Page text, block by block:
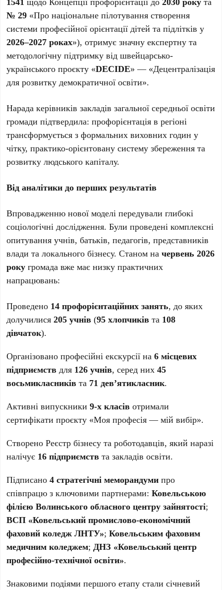
№ 29 «Про національне пілотування створення
системи професійної орієнтації дітей та підлітків у
2026–2027 роках»), отримує значну експертну та
методологічну підтримку від швейцарсько-
українського проєкту «DECIDE» — «Децентралізація
для розвитку демократичної освіти».
Нарада керівників закладів загальної середньої освіти
громади підтвердила: профорієнтація в регіоні
трансформується з формальних виховних годин у
чітку, практико-орієнтовану систему збереження та
розвитку людського капіталу.
Від аналітики до перших результатів
Впровадженню нової моделі передували глибокі
соціологічні дослідження. Були проведені комплексні
опитування учнів, батьків, педагогів, представників
влади та локального бізнесу. Станом начервень 2026
року громада вже має низку практичних
напрацювань:
Проведено 14 профорієнтаційних занять, до яких
долучилися205 учнів (95 хлопчиків та 108
дівчаток).
Організовано професійні екскурсії на6 місцевих
підприємств для 126 учнів, серед них45
восьмикласників та 71 дев’ятикласник.
Активні випускники9-х класів отримали
сертифікати проєкту «Моя професія — мій вибір».
Створено Реєстр бізнесу та роботодавців, який наразі
налічує 16 підприємств та закладів освіти.
Підписано4 стратегічні меморандуми про
співпрацю з ключовими партнерами:Ковельською
філією Волинського обласного центру зайнятості;
ВСП «Ковельський промислово-економічний
фаховий коледж ЛНТУ»;Ковельським фаховим
медичним коледжем;ДНЗ «Ковельський центр
професійно-технічної освіти».
Знаковими подіями першого етапу стали січневий